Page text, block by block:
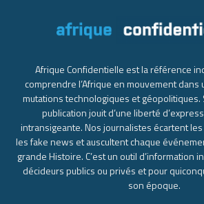
Afrique Confidentielle est la référence
comprendre l’Afrique en mouvement
mutations technologiques et géopolitiques.
publication jouit d’une liberté
intransigeante. Nos journalistes écartent
les fake news et auscultent chaque
grande Histoire. C’est un outil d’information
décideurs publics ou privés et pour
son époque.